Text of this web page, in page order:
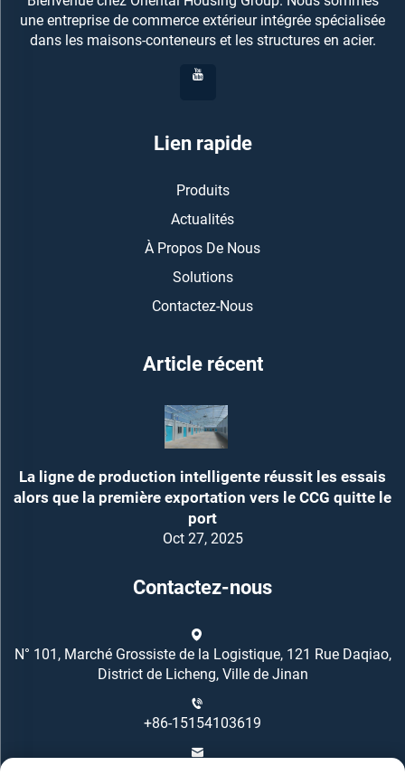
une entreprise de commerce extérieur intégrée spécialisée
dans les maisons-conteneurs et les structures en acier.
Lien rapide
Produits
Actualités
À Propos De Nous
Solutions
Contactez-Nous
Article récent
La ligne de production intelligente réussit les essais
alors que la première exportation vers le CCG quitte le
port
Oct 27, 2025
Contactez-nous
N° 101, Marché Grossiste de la Logistique, 121 Rue Daqiao,
District de Licheng, Ville de Jinan
+86-15154103619